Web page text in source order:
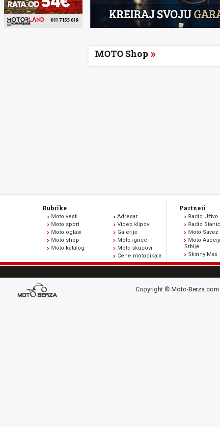
MOTO Shop
Rubrike
Moto vesti
Moto sport
Moto oglasi
Moto shop
Moto katalog
Adresar
Video klipovi
Galerije
Moto igrice
Moto skupovi
Cene motocikala
Partneri
Radio Uživo
Radio
Moto Savez
Moto
Srbije
Skinny Max
Copyright © Moto-Berza.com